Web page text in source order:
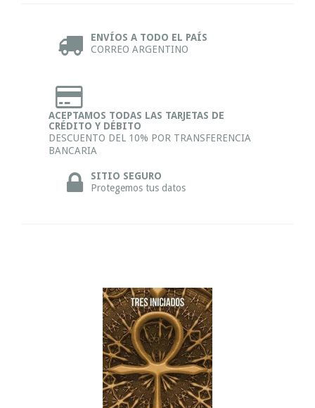
ENVÍOS A TODO EL PAÍS
CORREO ARGENTINO
ACEPTAMOS TODAS LAS TARJETAS DE
CRÉDITO Y DÉBITO
DESCUENTO DEL 10% POR TRANSFERENCIA
BANCARIA
SITIO SEGURO
Protegemos tus datos